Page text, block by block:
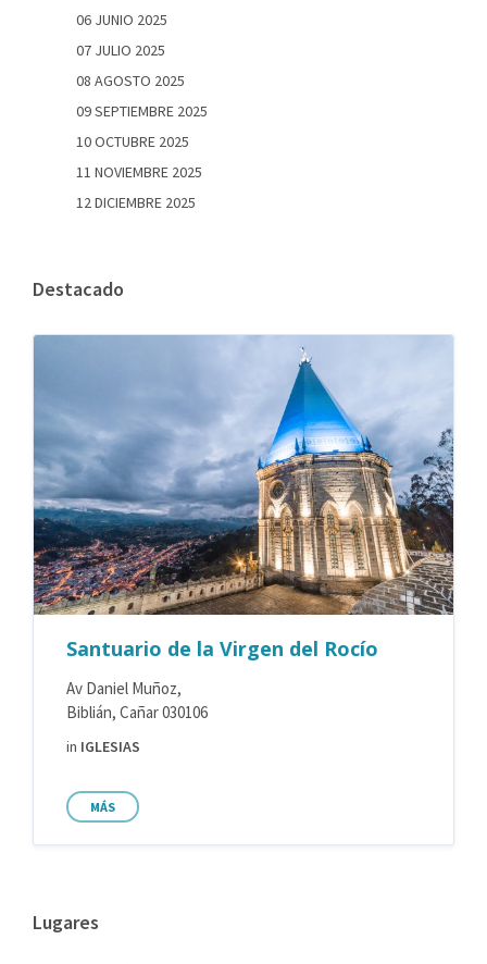
06 JUNIO 2025
07 JULIO 2025
08 AGOSTO 2025
09 SEPTIEMBRE 2025
10 OCTUBRE 2025
11 NOVIEMBRE 2025
12 DICIEMBRE 2025
Destacado
Santuario de la Virgen del Rocío
Av Daniel Muñoz,
Biblián, Cañar 030106
in IGLESIAS
MÁS
Lugares